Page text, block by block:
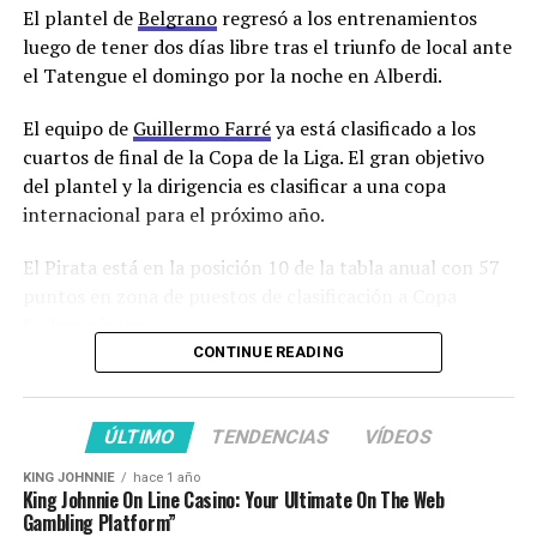
📲
https://t.co/ToTnpDU7l3|
@SintoniaPirata
pic.twitter.com/IKBIfr9Uwk
— GOLANDPOP (@golandpop)December 4, 2023
La continuidad del técnico es muy factible. Guillermo
pensando en altas y bajas como alguna potencial venta
de jugadores importantes como Santiago Longo y Ulises
Sánchez.
El plantel deBelgranoregresó a los entrenamientos
luego de tener dos días libre tras el triunfo de local ante
el Tatengue el domingo por la noche en Alberdi.
El equipo de Guillermo Farréya está clasificado a los
cuartos de final de la Copa de la Liga. El gran objetivo
del plantel y la dirigencia es clasificar a una copa
internacional para el próximo año.
El Pirata está en la posición 10 de la tabla anual con 57
El conjunto de barrio Alberdi en la última fecha visitará
aRacing de Avellanedaen la última fecha de la Copa de
la Liga en el Cilindro en dia y horario a confirmar por
En la práctica de hoy que fue abierta a la prensa
CONTINUE READING
ÚLTIMO TENDENCIAS VÍDEOS
KING JOHNNIE hace 1 año
King Johnnie On Line Casino: Your Ultimate On The Web
Gambling Platform”